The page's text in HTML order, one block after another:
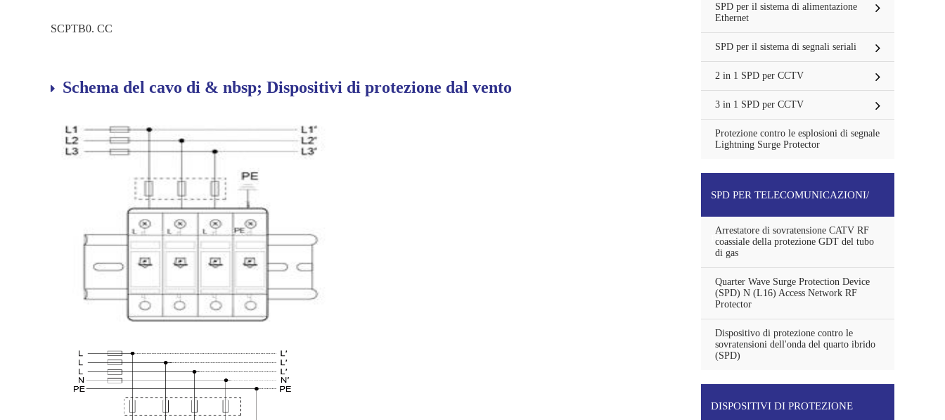
SCPTB0. CC
Schema del cavo di & nbsp; Dispositivi di protezione dal vento
SPD per il sistema di alimentazione
Ethernet
SPD per il sistema di segnali seriali
2 in 1 SPD per CCTV
3 in 1 SPD per CCTV
Protezione contro le esplosioni di segnale
Lightning Surge Protector
SPD PER TELECOMUNICAZIONI/
PROTEZIONE ANTENNA
Arrestatore di sovratensione CATV RF
coassiale della protezione GDT del tubo
di gas
Quarter Wave Surge Protection Device
(SPD) N (L16) Access Network RF
Protector
Dispositivo di protezione contro le
sovratensioni dell'onda del quarto ibrido
(SPD)
DISPOSITIVI DI PROTEZIONE